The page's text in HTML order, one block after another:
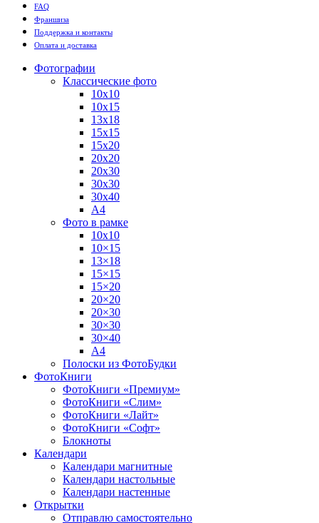
FAQ
Франшиза
Поддержка и контакты
Оплата и доставка
Фотографии
Классические фото
10х10
10х15
13х18
15х15
15х20
20х20
20х30
30х30
30х40
А4
Фото в рамке
10х10
10×15
13×18
15×15
15×20
20×20
20×30
30×30
30×40
A4
Полоски из ФотоБудки
ФотоКниги
ФотоКниги «Премиум»
ФотоКниги «Слим»
ФотоКниги «Лайт»
ФотоКниги «Софт»
Блокноты
Календари
Календари магнитные
Календари настольные
Календари настенные
Открытки
Отправлю самостоятельно